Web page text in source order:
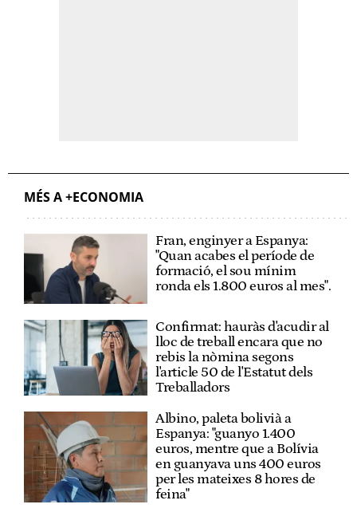
MÉS A +ECONOMIA
Fran, enginyer a Espanya:
"Quan acabes el període de
formació, el sou mínim
ronda els 1.800 euros al mes".
Confirmat: hauràs d'acudir al
lloc de treball encara que no
rebis la nòmina segons
l'article 50 de l'Estatut dels
Treballadors
Albino, paleta bolivià a
Espanya: "guanyo 1.400
euros, mentre que a Bolívia
en guanyava uns 400 euros
per les mateixes 8 hores de
feina"